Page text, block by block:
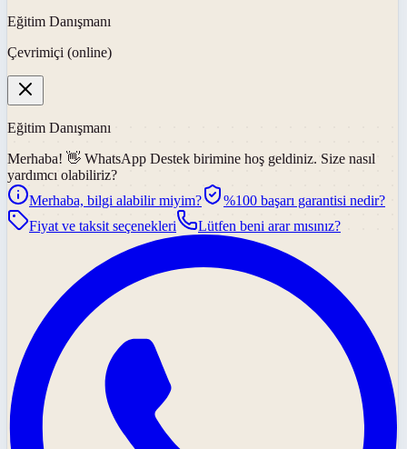
Eğitim Danışmanı
Çevrimiçi (online)
Eğitim Danışmanı
Merhaba! 👋 WhatsApp Destek birimine hoş geldiniz. Size nasıl
yardımcı olabiliriz?
Merhaba, bilgi alabilir miyim?
%100 başarı garantisi nedir?
Fiyat ve taksit seçenekleri
Lütfen beni arar mısınız?